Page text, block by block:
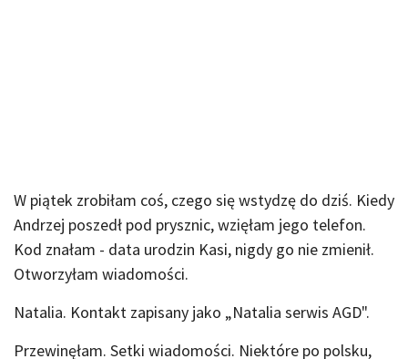
W piątek zrobiłam coś, czego się wstydzę do dziś. Kiedy
Andrzej poszedł pod prysznic, wzięłam jego telefon.
Kod znałam - data urodzin Kasi, nigdy go nie zmienił.
Otworzyłam wiadomości.
Natalia. Kontakt zapisany jako „Natalia serwis AGD".
Przewinęłam. Setki wiadomości. Niektóre po polsku,